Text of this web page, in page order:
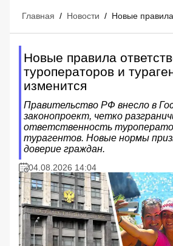
Главная / Новости /
Новые правила
туроператоров и
изменится
Правительство РФ внесло в
законопроект, четко
ответственность
турагентов. Новые нормы
доверие граждан.
04.08.2026 14:04